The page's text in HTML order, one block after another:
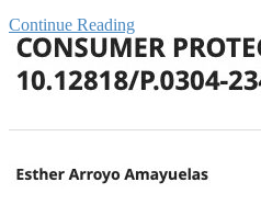
Continue Reading